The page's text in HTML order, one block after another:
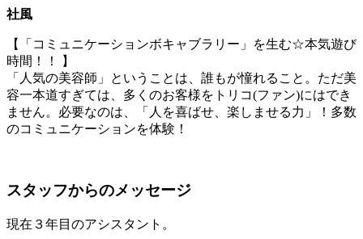
社風
【「コミュニケーションボキャブラリー」を生む☆本気遊び
時間！！ 】
「人気の美容師」ということは、誰もが憧れること。ただ美
容一本道すぎては、多くのお客様をトリコ(ファン)にはでき
ません。必要なのは、「人を喜ばせ、楽しませる力」！多数
のコミュニケーションを体験！
スタッフからのメッセージ
現在３年目のアシスタント。